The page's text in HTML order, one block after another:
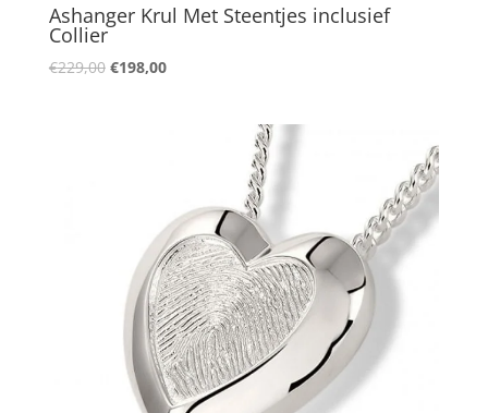
Ashanger Krul Met Steentjes inclusief
Collier
€229,00 Oorspronkelijke
€198,00Huidige